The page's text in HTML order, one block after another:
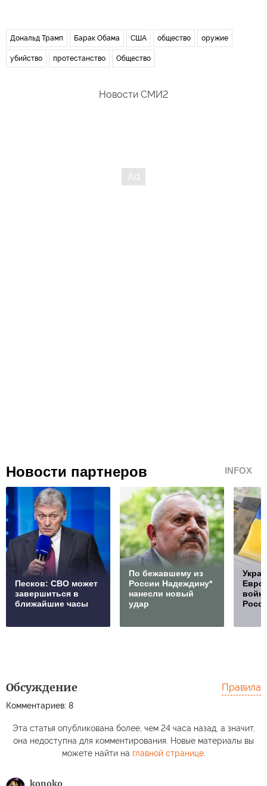
Дональд Трамп Барак Обама США общество оружие
убийство протестанство Общество
Новости СМИ2
Новости партнеров INFOX
Песков: СВО может
завершиться в
ближайшие часы
По бежавшему из
России Надеждину*
нанесли новый
удар
Обсуждение
Комментариев: 8
Правила
Эта статья опубликована более, чем 24 часа назад, а значит,
она недоступна для комментирования. Новые материалы вы
можете найти на главной странице.
konoko